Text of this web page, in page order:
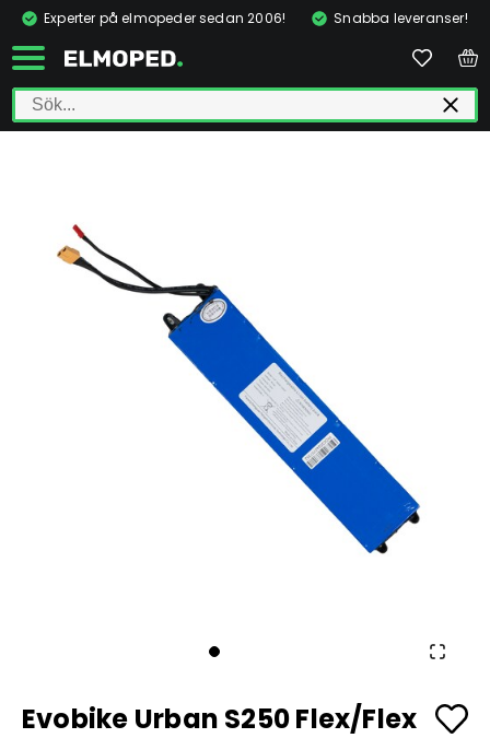
Experter på elmopeder sedan 2006! Snabba leveranser!
Evobike Urban S250 Flex/Flex